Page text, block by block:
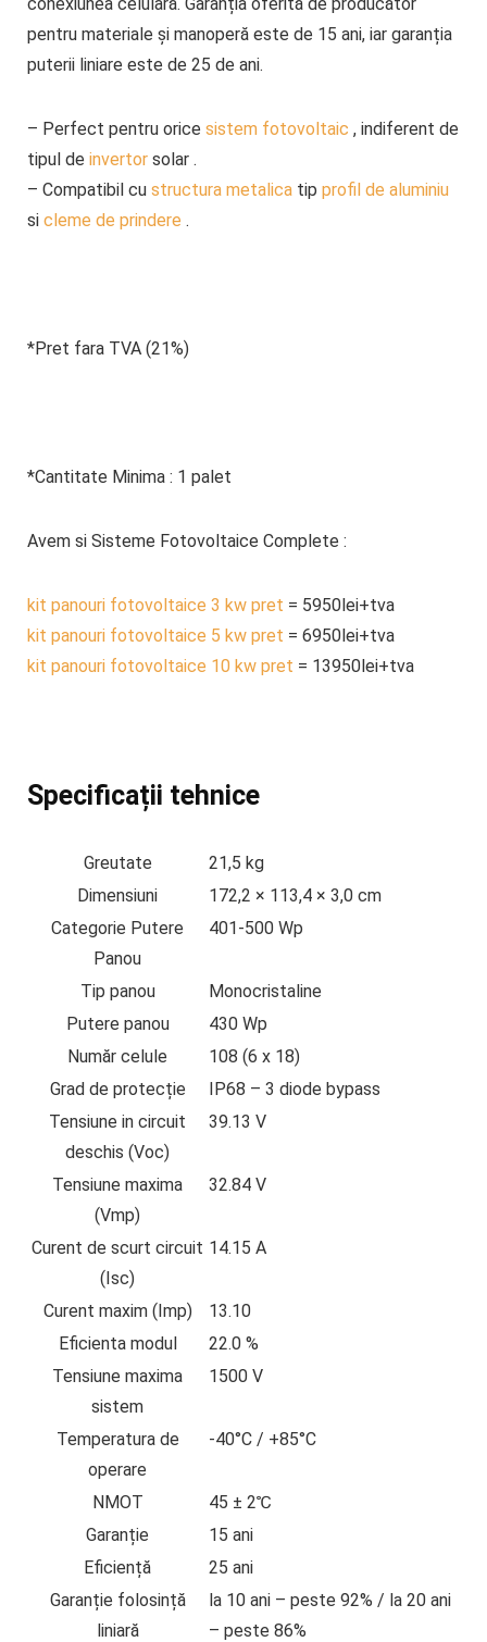
pentru materiale și manoperă este de 15 ani, iar garanția
puterii liniare este de 25 de ani.
– Perfect pentru orice sistem fotovoltaic , indiferent de
tipul de invertorsolar .
– Compatibil cu structura metalicatip profil de aluminiu
si cleme de prindere .
*Pret fara TVA (21%)
*Cantitate Minima : 1 palet
Avem si Sisteme Fotovoltaice Complete :
kit panouri fotovoltaice 3 kw pret = 5950lei+tva
kit panouri fotovoltaice 5 kw pret = 6950lei+tva
kit panouri fotovoltaice 10 kw pret = 13950lei+tva
Specificații tehnice
Greutate
21,5 kg
Dimensiuni
172,2 × 113,4 × 3,0 cm
Categorie Putere
Panou
401-500 Wp
Tip panou
Monocristaline
Putere panou
430 Wp
Număr celule
108 (6 x 18)
Grad de protecție
IP68 – 3 diode bypass
Tensiune in circuit
deschis (Voc)
39.13 V
Tensiune maxima
(Vmp)
32.84 V
Curent de scurt circuit
(Isc)
14.15 A
Curent maxim (Imp)
13.10
Eficienta modul
22.0 %
Tensiune maxima
sistem
1500 V
Temperatura de
operare
-40°C / +85°C
NMOT
45 ± 2℃
Garanție
15 ani
Eficiență
25 ani
Garanție folosință
liniară
la 10 ani – peste 92% / la 20 ani
– peste 86%